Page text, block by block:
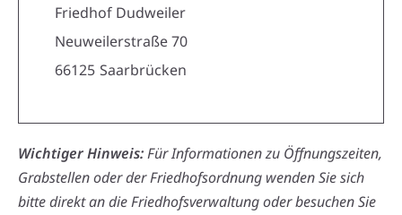
Friedhof Dudweiler
Neuweilerstraße 70
66125 Saarbrücken
Wichtiger Hinweis:Für Informationen zu Öffnungszeiten,
Grabstellen oder der Friedhofsordnung wenden Sie sich
bitte direkt an die Friedhofsverwaltung oder besuchen Sie